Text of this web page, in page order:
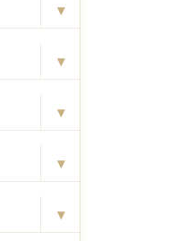
Gratis –
▾
▾
▾
▾
▾